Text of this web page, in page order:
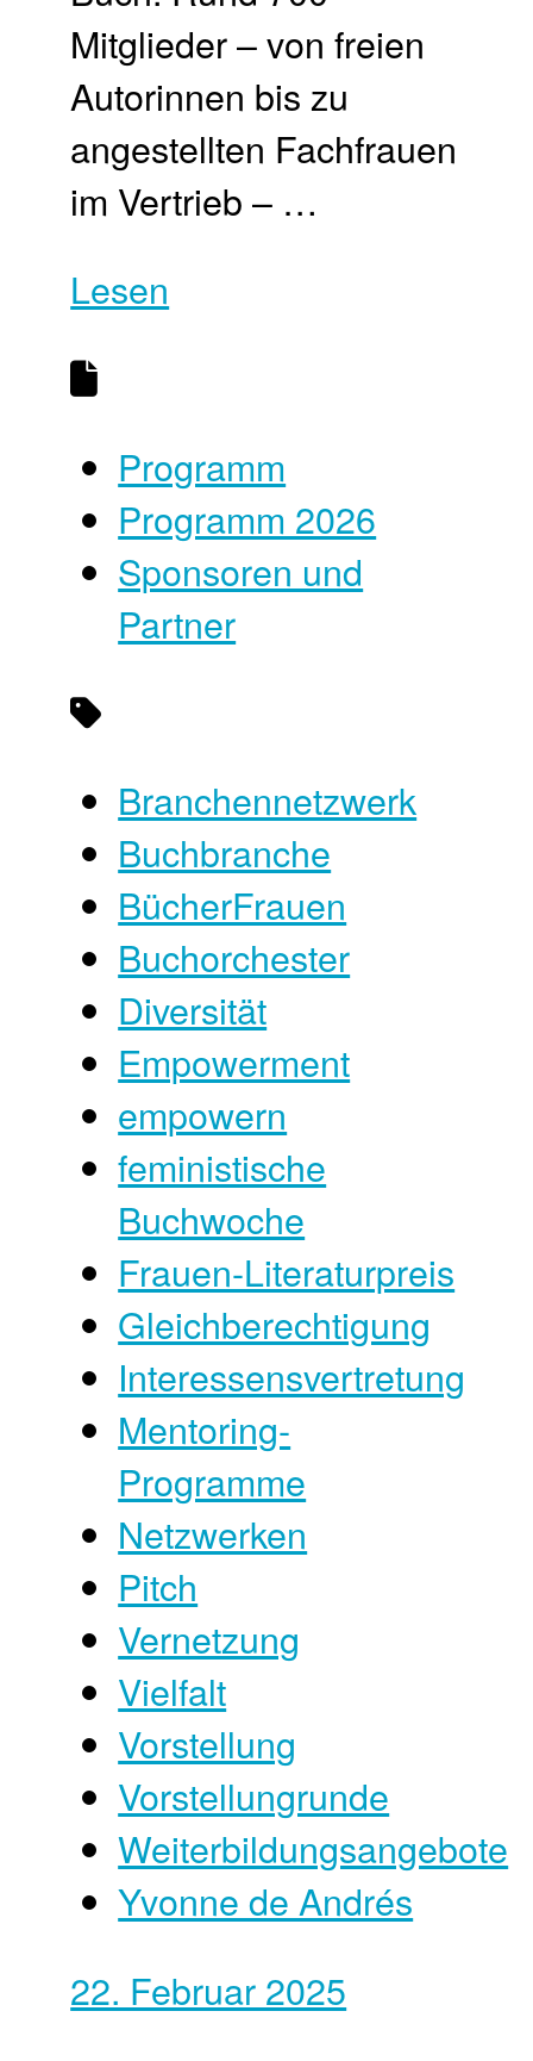
Mitglieder – von freien
Autorinnen bis zu
angestellten Fachfrauen
im Vertrieb – …
Lesen
Programm
Programm 2026
Sponsoren und
Partner
Branchennetzwerk
Buchbranche
BücherFrauen
Buchorchester
Diversität
Empowerment
empowern
feministische
Buchwoche
Frauen-Literaturpreis
Gleichberechtigung
Interessensvertretung
Mentoring-
Programme
Netzwerken
Pitch
Vernetzung
Vielfalt
Vorstellung
Vorstellungrunde
Weiterbildungsangebote
Yvonne de Andrés
22. Februar 2025